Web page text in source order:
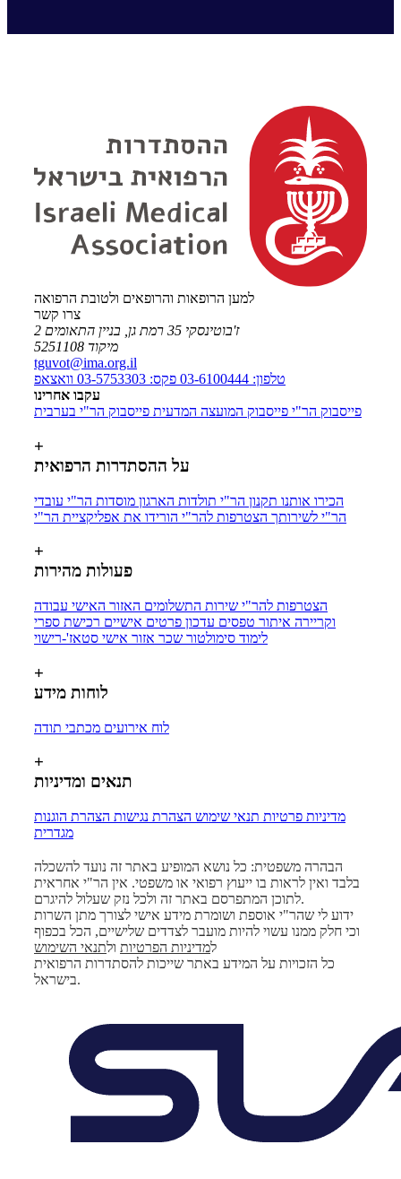
למען הרופאות והרופאים ולטובת הרפואה
צרו קשר
ז'בוטינסקי 35 רמת גן, בניין התאומים 2
מיקוד 5251108
tguvot@ima.org.il
טלפון: 03-6100444
פקס: 03-5753303
וואצאפ
עקבו אחרינו
פייסבוק הר"י פייסבוק המועצה המדעית פייסבוק הר"י בערבית
+
על ההסתדרות הרפואית
הכירו אותנו תקנון הר"י תולדות הארגון מוסדות הר"י עובדי
הר"י לשירותך הצטרפות להר"י הורידו את אפליקציית הר"י
+
פעולות מהירות
הצטרפות להר"י שירות התשלומים האזור האישי עבודה
וקריירה איתור טפסים עדכון פרטים אישיים רכישת ספרי
לימוד סימולטור שכר אזור אישי סטאז'-רישוי
+
לוחות מידע
לוח אירועים מכתבי תודה
+
תנאים ומדיניות
מדיניות פרטיות תנאי שימוש הצהרת נגישות הצהרת הוגנות
מגדרית
הבהרה משפטית: כל נושא המופיע באתר זה נועד להשכלה
בלבד ואין לראות בו ייעוץ רפואי או משפטי. אין הר"י אחראית
לתוכן המתפרסם באתר זה ולכל נזק שעלול להיגרם.
ידוע לי שהר"י אוספת ושומרת מידע אישי לצורך מתן השרות
וכי חלק ממנו עשוי להיות מועבר לצדדים שלישיים, הכל בכפוף
למדיניות הפרטיות ולתנאי השימוש
כל הזכויות על המידע באתר שייכות להסתדרות הרפואית
בישראל.